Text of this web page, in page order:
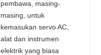
pembawa, masing-
masing, untuk
kemasukan servo AC,
alat dan instrumen
elektrik yang biasa